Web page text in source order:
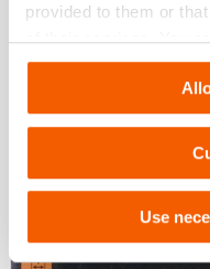
provided to them or
of their services. You
Settings. See our
Use